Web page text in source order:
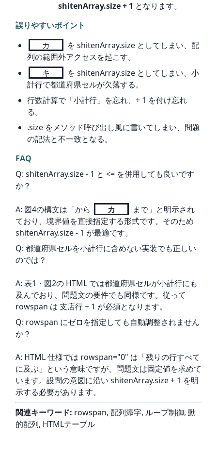
shitenArray.size + 1 となります。
誤りやすいポイント
カ
を shitenArray.size としてしまい、配
列の範囲外アクセスを起こす。
キ
を shitenArray.size としてしまい、小
計行で都道府県セルが欠落する。
行数計算で「小計行」を忘れ、+ 1 を付け忘れ
る。
.size をメソッド呼び出し風に書いてしまい、問題
の記法と不一致となる。
FAQ
Q: shitenArray.size - 1 と <= を併用しても良いです
か？
A: 図4の構文は「から カ
まで」と明示され
ており、境界値を直接指定する形式です。そのため
shitenArray.size - 1 が最適です。
Q: 都道府県セルを小計行に含めない実装でも正しい
のでは？
A: 表1・図2の HTML では都道府県セルが小計行にも
及んでおり、問題文の要件でも同様です。従って
rowspan は 支店行 + 1 が必須となります。
Q: rowspan にゼロを指定しても自動調整されません
か？
A: HTML 仕様では rowspan="0" は「残りの行すべて
に及ぶ」という意味ですが、問題文は固定値を求めて
います。設問の意図に沿い shitenArray.size + 1 を明
示する必要があります。
関連キーワード: rowspan, 配列添字, ループ制御, 動
的配列, HTMLテーブル